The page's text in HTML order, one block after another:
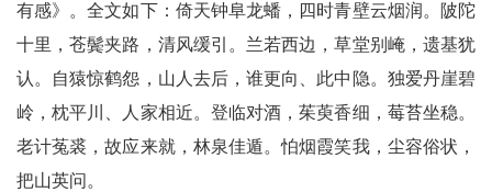
有感》。全文如下：倚天钟阜龙蟠，四时青壁云烟润。陂陀
十里，苍鬓夹路，清风缓引。兰若西边，草堂别崦，遗基犹
认。自猿惊鹤怨，山人去后，谁更向、此中隐。独爱丹崖碧
岭，枕平川、人家相近。登临对酒，茱萸香细，莓苔坐稳。
老计菟裘，故应来就，林泉佳遁。怕烟霞笑我，尘容俗状，
把山英问。